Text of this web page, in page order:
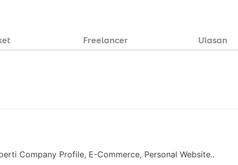
Freelancer Ulasan
Company Profile, E-Commerce, Personal Website..